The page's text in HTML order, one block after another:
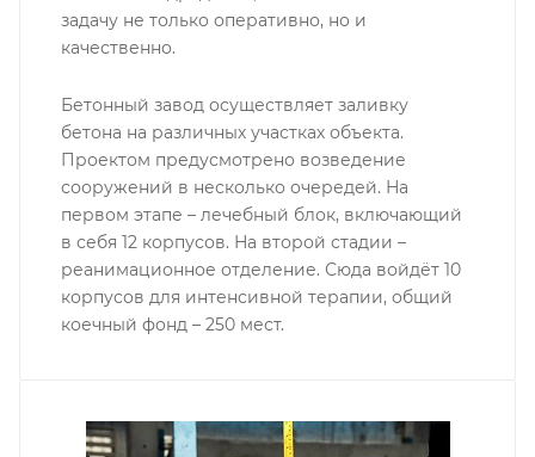
задачу не только оперативно, но и
качественно.
Бетонный завод осуществляет заливку
бетона на различных участках объекта.
Проектом предусмотрено возведение
сооружений в несколько очередей. На
первом этапе – лечебный блок, включающий
в себя 12 корпусов. На второй стадии –
реанимационное отделение. Сюда войдёт 10
корпусов для интенсивной терапии, общий
коечный фонд – 250 мест.